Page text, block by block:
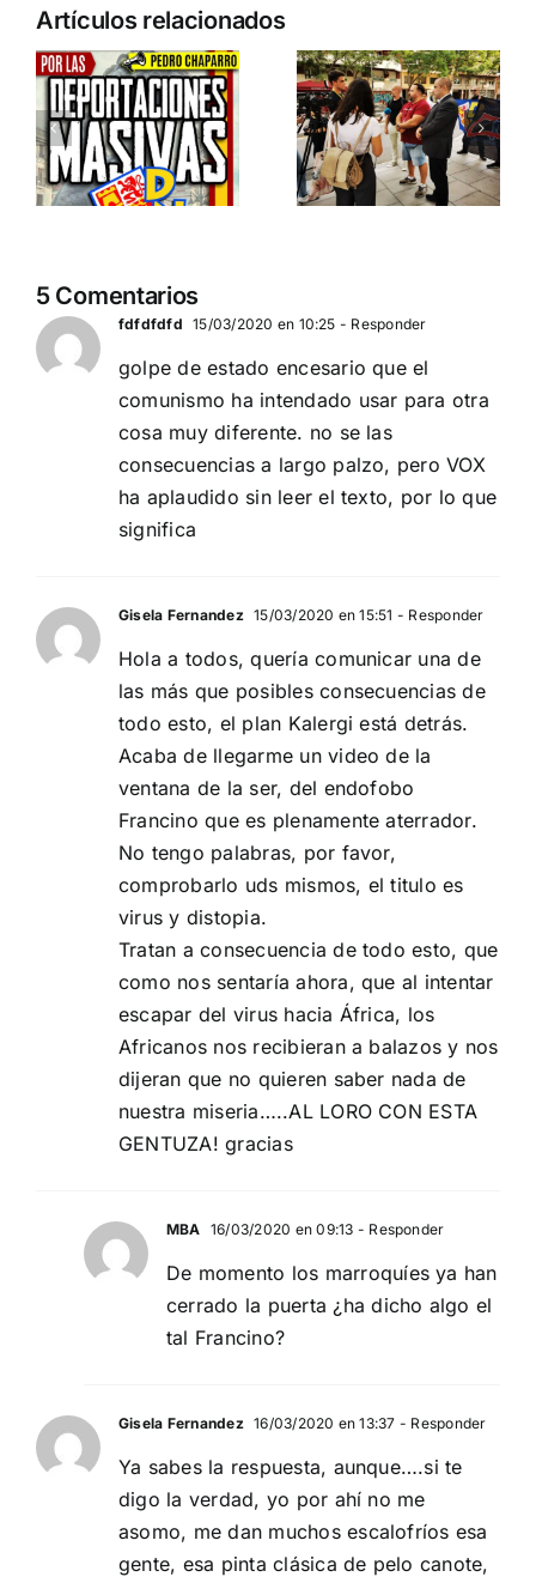
Artículos relacionados
Acto en
Barcelona:
España y
Serbia
contra el
separatismo
EN BARCELONA
contra la
invasión
migratoria
y el gran
reemplazo
5 Comentarios
fdfdfdfd 15/03/2020 en 10:25 - Responder
golpe de estado encesario que el
comunismo ha intendado usar para otra
cosa muy diferente. no se las
consecuencias a largo palzo, pero VOX
ha aplaudido sin leer el texto, por lo que
significa
Gisela Fernandez 15/03/2020 en 15:51 - Responder
Hola a todos, quería comunicar una de
las más que posibles consecuencias de
todo esto, el plan Kalergi está detrás.
Acaba de llegarme un video de la
ventana de la ser, del endofobo
Francino que es plenamente aterrador.
No tengo palabras, por favor,
comprobarlo uds mismos, el titulo es
virus y distopia.
Tratan a consecuencia de todo esto, que
como nos sentaría ahora, que al intentar
escapar del virus hacia África, los
Africanos nos recibieran a balazos y nos
dijeran que no quieren saber nada de
nuestra miseria…..AL LORO CON ESTA
GENTUZA! gracias
MBA 16/03/2020 en 09:13 - Responder
De momento los marroquíes ya han
cerrado la puerta ¿ha dicho algo el
tal Francino?
Gisela Fernandez 16/03/2020 en 13:37 - Responder
Ya sabes la respuesta, aunque….si te
digo la verdad, yo por ahí no me
asomo, me dan muchos escalofríos esa
gente, esa pinta clásica de pelo canote,